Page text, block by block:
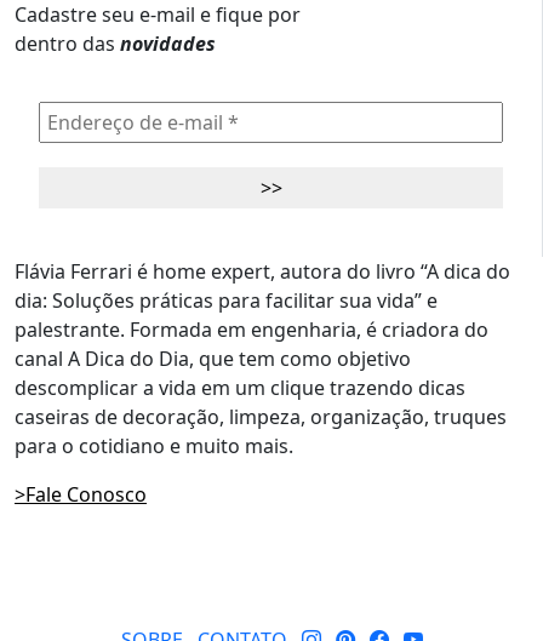
Cadastre seu e-mail e fique por
dentro das novidades
Flávia Ferrari é home expert, autora do livro “A dica do
dia: Soluções práticas para facilitar sua vida” e
palestrante. Formada em engenharia, é criadora do
canal A Dica do Dia, que tem como objetivo
descomplicar a vida em um clique trazendo dicas
caseiras de decoração, limpeza, organização, truques
para o cotidiano e muito mais.
>Fale Conosco